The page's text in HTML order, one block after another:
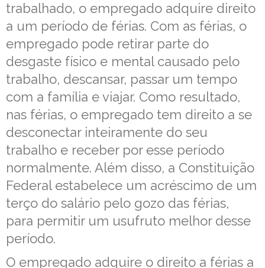
trabalhado, o empregado adquire direito
a um período de férias. Com as férias, o
empregado pode retirar parte do
desgaste físico e mental causado pelo
trabalho, descansar, passar um tempo
com a família e viajar. Como resultado,
nas férias, o empregado tem direito a se
desconectar inteiramente do seu
trabalho e receber por esse período
normalmente. Além disso, a Constituição
Federal estabelece um acréscimo de um
terço do salário pelo gozo das férias,
para permitir um usufruto melhor desse
período.
O empregado adquire o direito a férias a